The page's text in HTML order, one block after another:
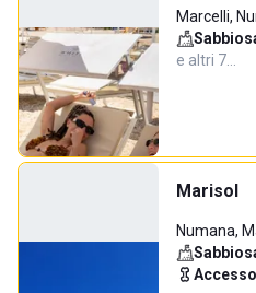
Marcelli,
e altri 7…
Marisol
Numana,